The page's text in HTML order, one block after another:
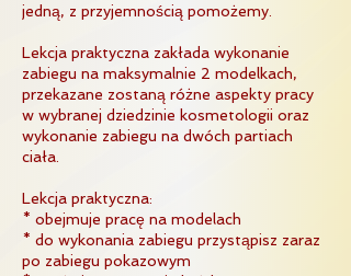
jedną, z przyjemnością pomożemy.
Lekcja praktyczna zakłada wykonanie
zabiegu na maksymalnie 2 modelkach,
przekazane zostaną różne aspekty pracy
w wybranej dziedzinie kosmetologii oraz
wykonanie zabiegu na dwóch partiach
ciała.
Lekcja praktyczna:
* obejmuje pracę na modelach
* do wykonania zabiegu przystąpisz zaraz
po zabiegu pokazowym